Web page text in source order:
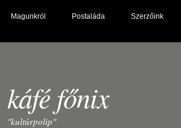
Magunkról Postaláda Szerzőink
káfé főnix
"kultúrpolip"